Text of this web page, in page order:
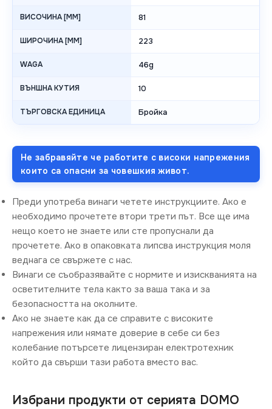
ВИСОЧИНА [MM] 81
ШИРОЧИНА [MM] 223
WAGA 46g
ВЪНШНА КУТИЯ 10
ТЪРГОВСКА ЕДИНИЦА Бройка
Не забравяйте че работите с високи напрежения
които са опасни за човешкия живот.
Преди употреба винаги четете инструкциите. Ако е
необходимо прочетете втори трети път. Все ще има
нещо което не знаете или сте пропуснали да
прочетете. Ако в опаковката липсва инструкция моля
веднага се свържете с нас.
Винаги се съобразявайте с нормите и изискванията на
осветителните тела както за ваша така и за
безопасността на околните.
Ако не знаете как да се справите с високите
напрежения или нямате доверие в себе си без
колебание потърсете лицензиран електротехник
който да свърши тази работа вместо вас.
Избрани продукти от серията DOMO